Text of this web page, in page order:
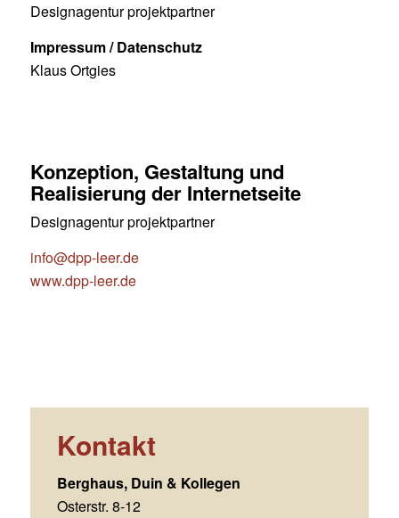
Designagentur projektpartner
Impressum / Datenschutz
Klaus Ortgies
Konzeption, Gestaltung und
Realisierung der Internetseite
Designagentur projektpartner
info@dpp-leer.de
www.dpp-leer.de
Kontakt
Berghaus, Duin & Kollegen
Osterstr. 8-12